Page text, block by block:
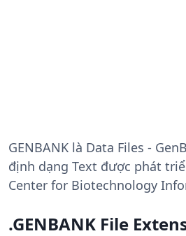
GENBANK là Data Files -
định dạng Text được phát
Center for Biotechnology
.GENBANK File